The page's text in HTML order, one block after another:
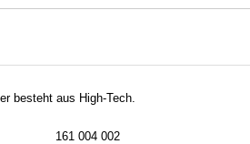
besteht aus High-Tech.
161 004 002